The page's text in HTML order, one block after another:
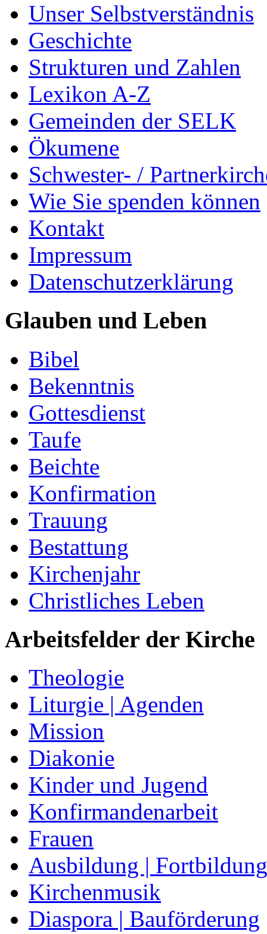
Unser Selbstverständnis
Geschichte
Strukturen und Zahlen
Lexikon A-Z
Gemeinden der SELK
Ökumene
Schwester- /
Wie Sie spenden können
Kontakt
Impressum
Datenschutzerklärung
Glauben und Leben
Bibel
Bekenntnis
Gottesdienst
Taufe
Beichte
Konfirmation
Trauung
Bestattung
Kirchenjahr
Christliches Leben
Arbeitsfelder der Kirche
Theologie
Liturgie | Agenden
Mission
Diakonie
Kinder und Jugend
Konfirmandenarbeit
Frauen
Ausbildung | Fortbildung
Kirchenmusik
Diaspora | Bauförderung